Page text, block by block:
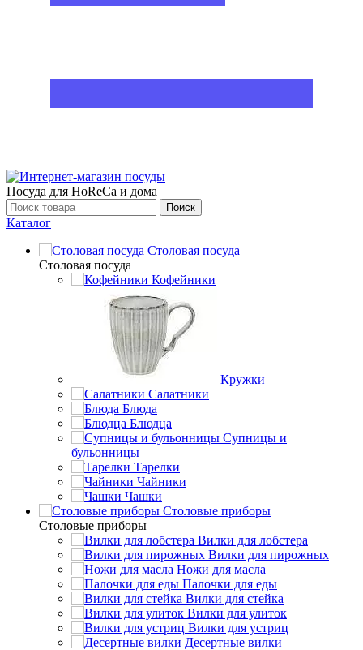
Посуда для HoReCa и дома
Поиск
Каталог
Столовая посуда
Столовая посуда
Кофейники
Кружки
Салатники
Блюда
Блюдца
Супницы и
бульонницы
Тарелки
Чайники
Чашки
Cтоловые приборы
Cтоловые приборы
Вилки для лобстера
Вилки для пирожных
Ножи для масла
Палочки для еды
Вилки для стейка
Вилки для улиток
Вилки для устриц
Десертные вилки